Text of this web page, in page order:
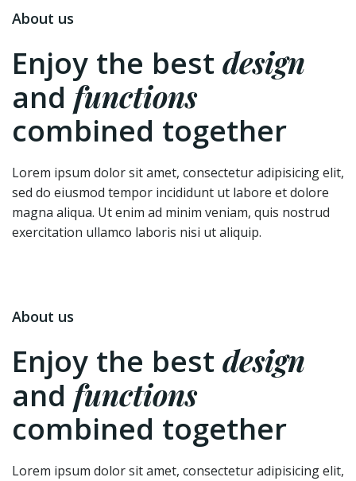
About us
Enjoy the best design
and functions
combined together
Lorem ipsum dolor sit amet, consectetur adipisicing elit,
sed do eiusmod tempor incididunt ut labore et dolore
magna aliqua. Ut enim ad minim veniam, quis nostrud
exercitation ullamco laboris nisi ut aliquip.
About us
Enjoy the best design
and functions
combined together
Lorem ipsum dolor sit amet, consectetur adipisicing elit,